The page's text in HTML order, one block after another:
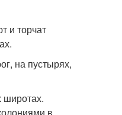
и торчат
на пустырях,
широтах.